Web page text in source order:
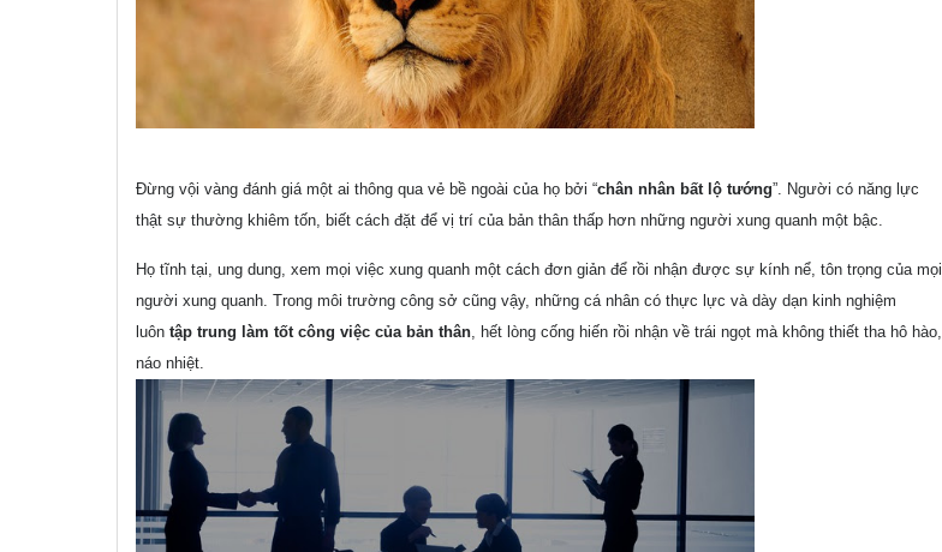
Đừng vội vàng đánh giá một ai thông qua vẻ bề ngoài của họ bởi “chân nhân bất lộ tướng”. Người có năng lực
thật sự thường khiêm tốn, biết cách đặt để vị trí của bản thân thấp hơn những người xung quanh một bậc.
Họ tĩnh tại, ung dung, xem mọi việc xung quanh một cách đơn giản để rồi nhận được sự kính nể, tôn trọng của mọi
người xung quanh. Trong môi trường công sở cũng vậy, những cá nhân có thực lực và dày dạn kinh nghiệm
luôn tập trung làm tốt công việc của bản thân , hết lòng cống hiến rồi nhận về trái ngọt mà không thiết tha hô hào,
náo nhiệt.